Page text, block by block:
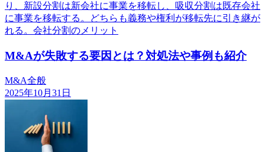
り、新設分割は新会社に事業を移転し、吸収分割は既存会社
に事業を移転する。どちらも義務や権利が移転先に引き継が
れる。会社分割のメリット
M&Aが失敗する要因とは？対処法や事例も紹介
M&A全般
2025年10月31日